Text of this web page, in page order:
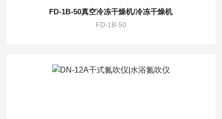
FD-1B-50真空冷冻干燥机/冷冻干燥机
FD-1B-50